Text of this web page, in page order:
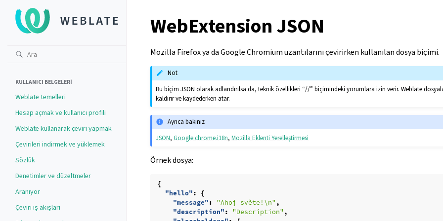
KULLANICI BELGELERI
Weblate temelleri
Hesap açmak ve kullanıcı profili
Weblate kullanarak çeviri yapmak
Çevirileri indirmek ve yüklemek
Sözlük
Denetimler ve düzeltmeler
Aranıyor
Çeviri iş akışları
WebExtension JSON
Mozilla Firefox ya da Google Chromium uzantılarını çevirirken kullanılan dosya biçimi.
Not
Bu biçim JSON olarak adlandırılsa da, teknik özellikleri “//” biçimindeki yorumlara izin verir. Weblate
kaldırır ve kaydederken atar.
Ayrıca bakınız
JSON,Google chrome.i18n,Mozilla Eklenti Yerelleştirmesi
Örnek dosya:
{
"hello":
{
"message": "Ahoj světe!\n",
"description": "Description",